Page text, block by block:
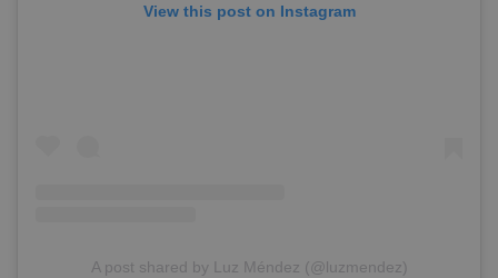
View this post on Instagram
A post shared by Luz Méndez (@luzmendez)